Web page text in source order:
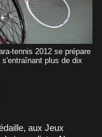
tennis 2012 se prépare
plus de dix